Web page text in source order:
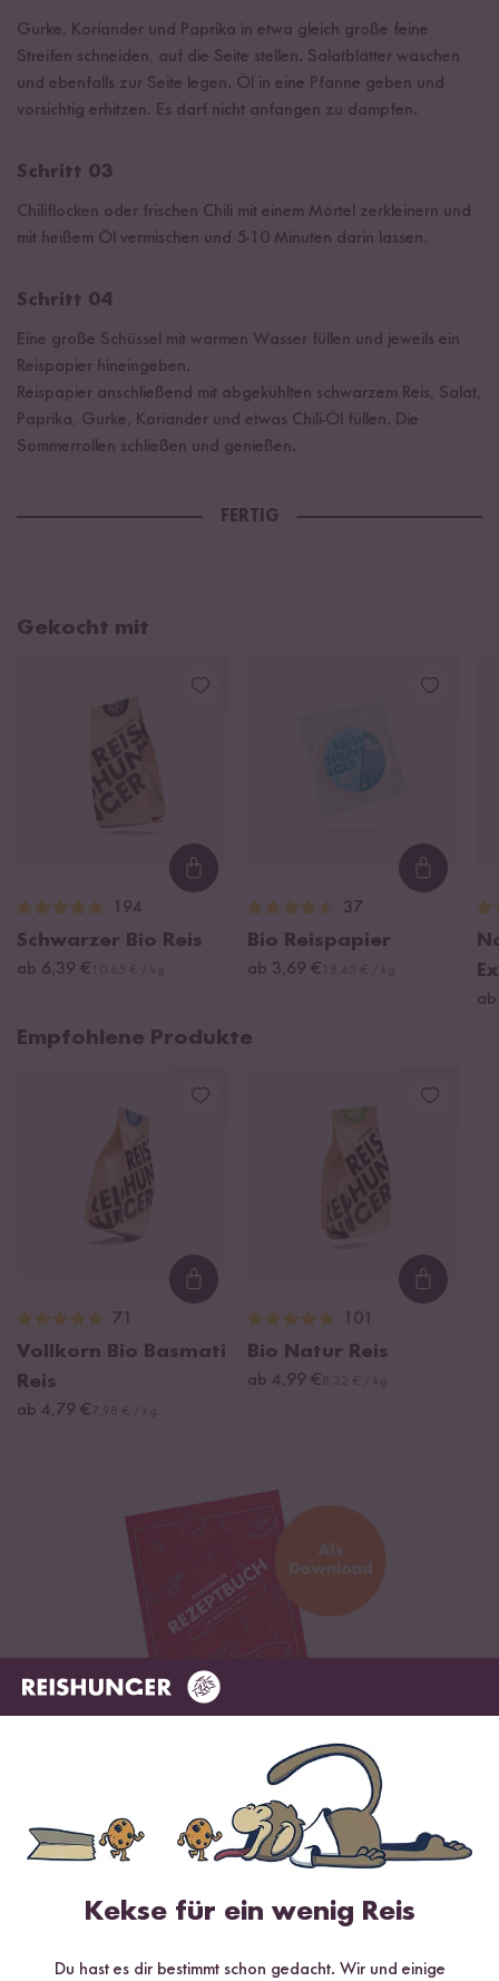
Gurke, Koriander und Paprika in etwa gleich große feine
Streifen schneiden, auf die Seite stellen. Salatblätter waschen
und ebenfalls zur Seite legen. Öl in eine Pfanne geben und
vorsichtig erhitzen. Es darf nicht anfangen zu dampfen.
Schritt 03
Chiliflocken oder frischen Chili mit einem Mörtel zerkleinern und
mit heißem Öl vermischen und 5-10 Minuten darin lassen.
Schritt 04
Eine große Schüssel mit warmen Wasser füllen und jeweils ein
Reispapier hineingeben.
Reispapier anschließend mit abgekühlten schwarzem Reis, Salat,
Paprika, Gurke, Koriander und etwas Chili-Öl füllen. Die
Sommerrollen schließen und genießen.
FERTIG
Gekocht mit
Loading...
194
Schwarzer Bio Reis
ab 6,39 €
37
Bio Reispapier
ab 3,69 €
Empfohlene Produkte
Loading...
71
Vollkorn Bio Basmati
Reis
ab 4,79 €
101
Bio Natur Reis
ab 4,99 €
Digitales Rezeptbuch per E-Mail
✔️ 25 leckere Rezepte aus unseren bunten Kochwelten
✔️ Von Sushi über Curry bis hin zu Desserts
Kekse für ein wenig Reis
Du hast es dir bestimmt schon gedacht. Wir und einige